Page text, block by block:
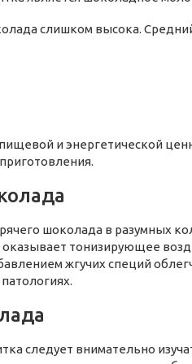
слишком высока.
и энергетической
шоколада в разумных
тонизирующее
жгучих специй
следует внимательно